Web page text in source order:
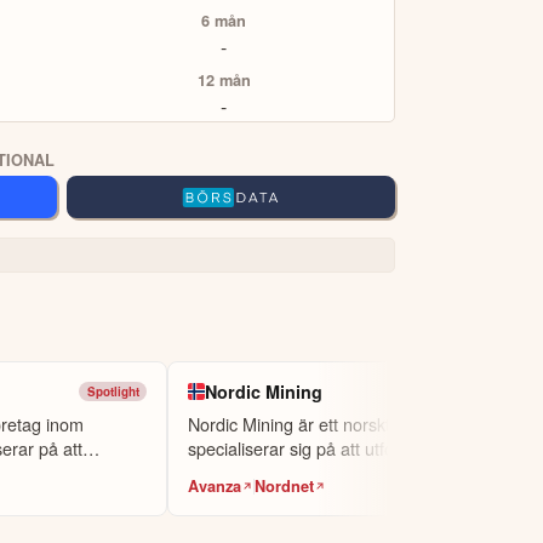
CopyTrading Smart Portfolios
Volvo-aktien eller Bitcoin), om du vill köpa
eToro Academy, nyheter, smidiga verktyg
TOPPINVESTERARE
6 mån
-
12 mån
-
Spotlight
inom
på att
Nordic Mining
Nordic Mining är ett norskt företag som
specialiserar sig på att utforska och ut...
Avanza Nordnet